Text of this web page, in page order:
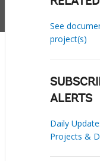
See
project(s)
ALERTS
Daily
Projects &